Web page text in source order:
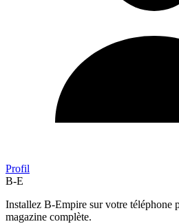
Profil
B-E
Installez B-Empire sur votre téléphone
magazine complète.